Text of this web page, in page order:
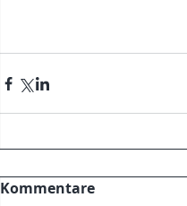
Kommentare